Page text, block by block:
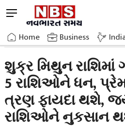
to
content
M
n
u
u
t
o
Home Business
Home»Astrology»Venus Transits In
શુક્ર મિથુન રાશિમાં
5 રાશિઓને ધન,
ત્રણ ફાયદા થશે,
રાશિઓને નુકસાન